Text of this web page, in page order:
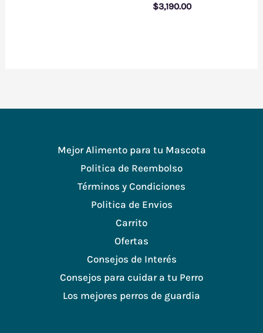
$3,190.00
Mejor Alimento para tu Mascota
Politica de Reembolso
Términos y Condiciones
Politica de Envios
Carrito
Ofertas
Consejos de Interés
Consejos para cuidar a tu Perro
Los mejores perros de guardia